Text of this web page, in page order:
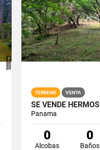
TERRENO VENTA
Panama
0
Alcobas
0
Baños